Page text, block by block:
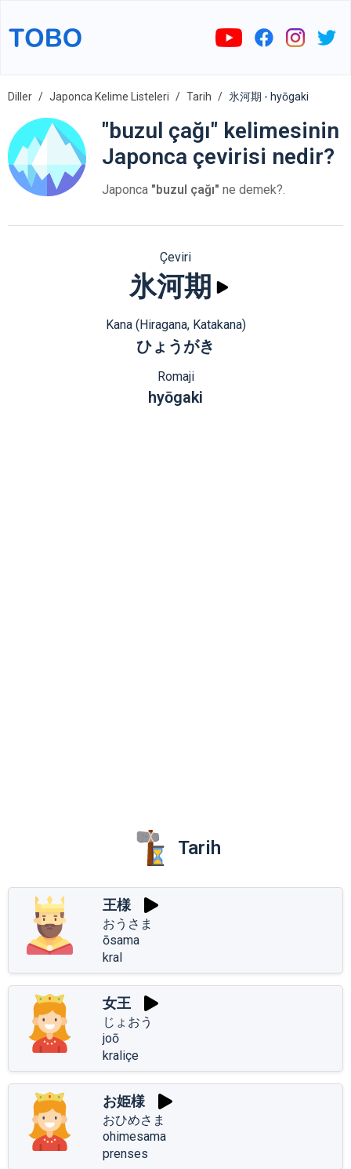
Diller Japonca Kelime Listeleri Tarih 氷河期 - hyōgaki
"buzul çağı" kelimesinin
Japonca çevirisi nedir?
Japonca "buzul çağı" ne demek?.
Çeviri
氷河期
Kana (Hiragana, Katakana)
ひょうがき
Romaji
hyōgaki
Tarih
王様
おうさま
ōsama
kral
女王
じょおう
joō
kraliçe
お姫様
おひめさま
ohimesama
prenses